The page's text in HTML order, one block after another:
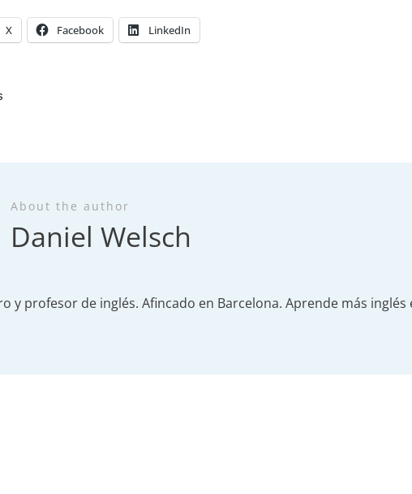
X Facebook LinkedIn
About the author
Daniel Welsch
y profesor de inglés. Afincado en Barcelona. Aprende más inglés